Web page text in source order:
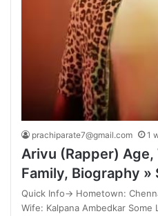
prachiparate7@gmail.com 1
Arivu (Rapper)
Family, Biography
Quick Info→ Hometown:
Wife: Kalpana Ambedkar